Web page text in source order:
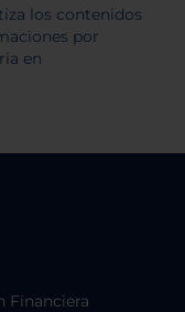
Financiera